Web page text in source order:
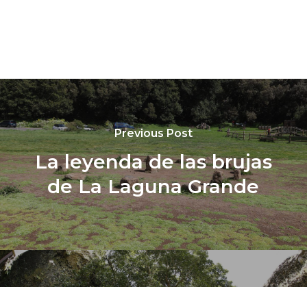
Previous Post
La leyenda de las brujas
de La Laguna Grande